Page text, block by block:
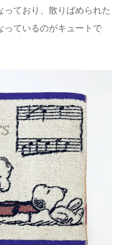
っており、散りばめられた
っているのがキュートで